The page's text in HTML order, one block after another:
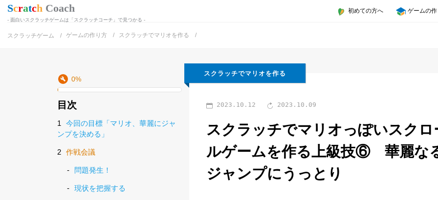
面白いスクラッチゲームは「スクラッチコーチ」で見つかる
初めての方へ ゲームの
スクラッチゲーム ゲームの作り方 スクラッチでマリオを作る
0%
目次
今回の目標「マリオ、華麗にジャ
ンプを決める」
作戦会議
問題発生！
現状を把握する
スクラッチでマリオを作る
2023.10.12 2023.10.09
スクラッチでマリオっぽいスクロ
ルゲームを作る上級技⑥ 華麗な
ジャンプにうっとり